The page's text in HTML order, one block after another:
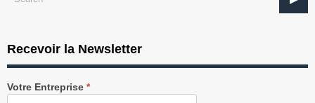
Recevoir la Newsletter
Recevez
notre
Votre Entreprise *